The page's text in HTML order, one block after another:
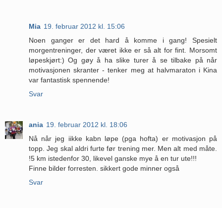
Mia 19. februar 2012 kl. 15:06
Noen ganger er det hard å komme i gang! Spesielt
morgentreninger, der været ikke er så alt for fint. Morsomt
løpeskjørt:) Og gøy å ha slike turer å se tilbake på når
motivasjonen skranter - tenker meg at halvmaraton i Kina
var fantastisk spennende!
Svar
ania 19. februar 2012 kl. 18:06
Nå når jeg iikke kabn løpe (pga hofta) er motivasjon på
topp. Jeg skal aldri furte før trening mer. Men alt med måte.
!5 km istedenfor 30, likevel ganske mye å en tur ute!!!
Finne bilder forresten. sikkert gode minner også
Svar